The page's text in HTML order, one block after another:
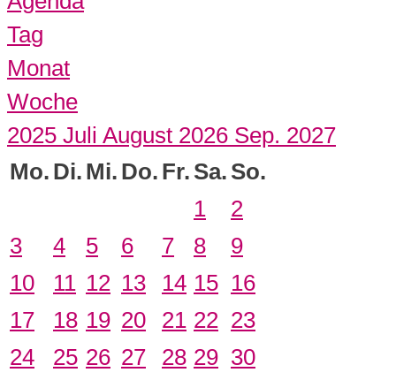
Tag
Monat
Woche
2025 Juli August 2026 Sep. 2027
Mo. Di. Mi. Do. Fr. Sa. So.
1
2
3
4 5 6 7 8
9
10
11 12 13 14 15 16
17
18 19 20 21 22 23
24
25 26 27 28 29 30